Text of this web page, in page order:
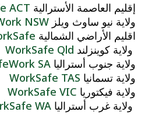
ACT إقليم العاصمة الأسترالية
NSW
ولاية نيو ساوث ويلز
اقليم الأراضي الشمالية
WorkSafe Qld
ولاية كوينزلند
SA
ولاية جنوب أستراليا
WorkSafe TAS
ولاية تسمانيا
WorkSafe VIC
ولاية فيكتوريا
WA
ولاية غرب أستراليا